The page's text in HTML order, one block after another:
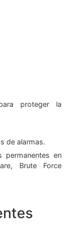
proteger la
de alarmas.
permanentes en
Brute Force